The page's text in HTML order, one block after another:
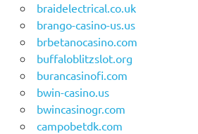
braidelectrical.co.uk
brango-casino-us.us
brbetanocasino.com
buffaloblitzslot.org
burancasinofi.com
bwin-casino.us
bwincasinogr.com
campobetdk.com